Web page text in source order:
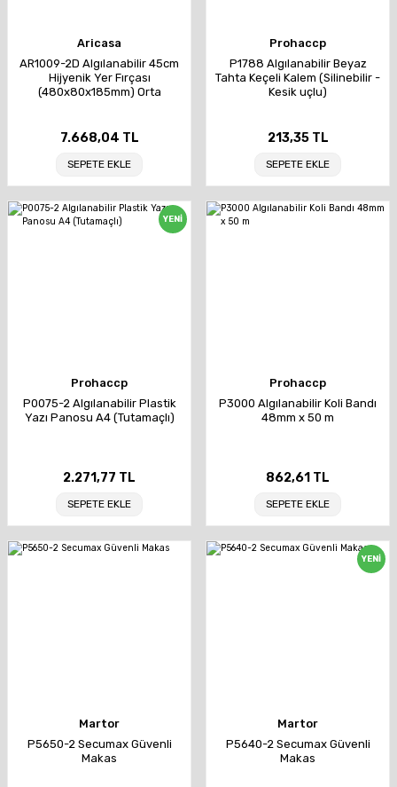
Aricasa
AR1009-2D Algılanabilir 45cm
Hijyenik Yer Fırçası
(480x80x185mm) Orta
7.668,04 TL
SEPETE EKLE
Prohaccp
P1788 Algılanabilir Beyaz
Tahta Keçeli Kalem (Silinebilir -
Kesik uçlu)
213,35 TL
SEPETE EKLE
Prohaccp
P0075-2 Algılanabilir Plastik
Yazı Panosu A4 (Tutamaçlı)
2.271,77 TL
SEPETE EKLE
YENİ
Prohaccp
P3000 Algılanabilir Koli Bandı
48mm x 50 m
862,61 TL
SEPETE EKLE
Martor
P5650-2 Secumax Güvenli
Makas
Martor
P5640-2 Secumax Güvenli
Makas
YENİ